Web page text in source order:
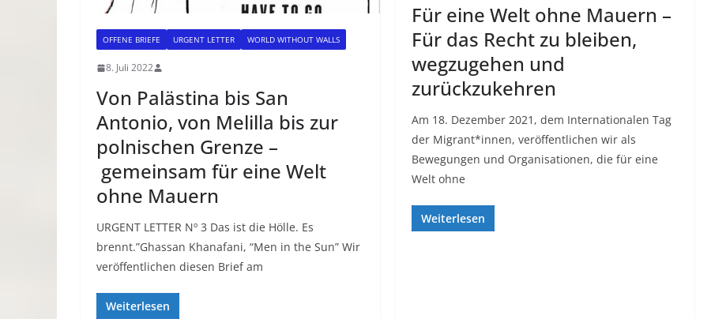
OFFENE BRIEFE URGENT LETTER WORLD WITHOUT WALLS
8. Juli 2022
Von Palästina bis San
Antonio, von Melilla bis zur
polnischen Grenze –
gemeinsam für eine Welt
ohne Mauern
URGENT LETTER Nº 3 Das ist die Hölle. Es
brennt.”Ghassan Khanafani, “Men in the Sun” Wir
veröffentlichen diesen Brief am
Weiterlesen
Für eine Welt ohne Mauern –
Für das Recht zu bleiben,
wegzugehen und
zurückzukehren
Am 18. Dezember 2021, dem Internationalen Tag
der Migrant*innen, veröffentlichen wir als
Bewegungen und Organisationen, die für eine
Welt ohne
Weiterlesen